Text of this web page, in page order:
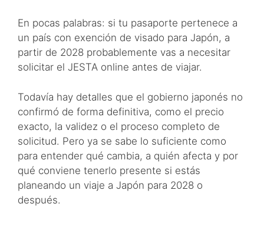
En pocas palabras: si tu pasaporte pertenece a
un país con exención de visado para Japón, a
partir de 2028 probablemente vas a necesitar
solicitar el JESTA online antes de viajar.
Todavía hay detalles que el gobierno japonés no
confirmó de forma definitiva, como el precio
exacto, la validez o el proceso completo de
solicitud. Pero ya se sabe lo suficiente como
para entender qué cambia, a quién afecta y por
qué conviene tenerlo presente si estás
planeando un viaje a Japón para 2028 o
después.